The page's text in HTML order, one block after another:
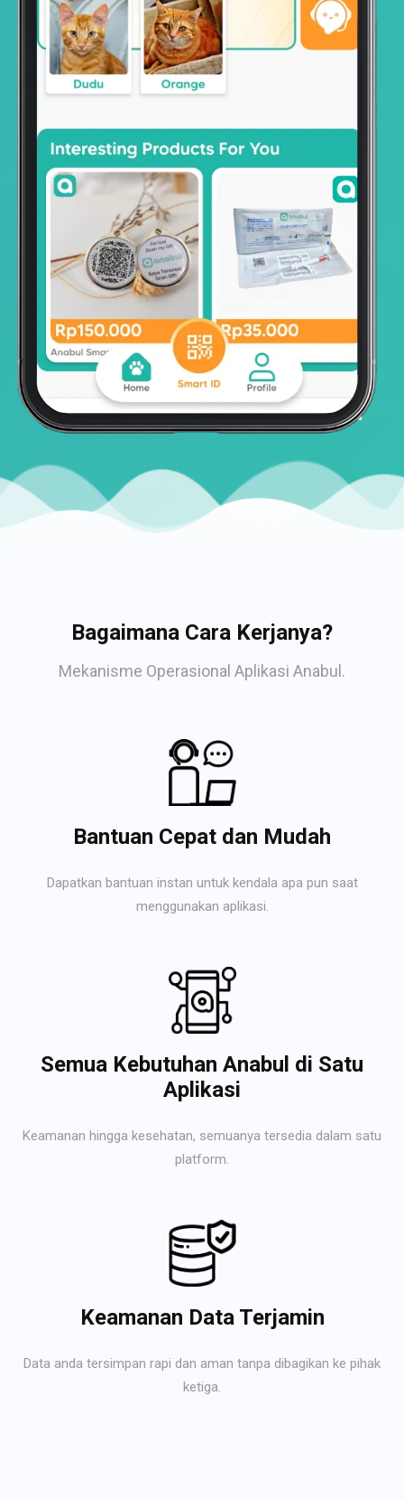
Bagaimana Cara Kerjanya?
Mekanisme Operasional Aplikasi Anabul.
Bantuan Cepat dan Mudah
Dapatkan bantuan instan untuk kendala apa pun saat
menggunakan aplikasi.
Semua Kebutuhan Anabul di Satu
Aplikasi
Keamanan hingga kesehatan, semuanya tersedia dalam satu
platform.
Keamanan Data Terjamin
Data anda tersimpan rapi dan aman tanpa dibagikan ke pihak
ketiga.